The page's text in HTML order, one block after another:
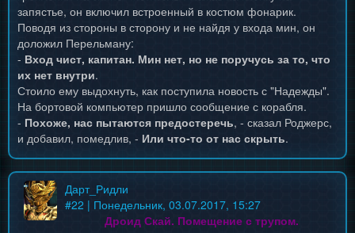
запястье, он включил встроенный в костюм фонарик.
Поводя из стороны в сторону и не найдя у входа мин, он
доложил Перельману:
- Вход чист, капитан. Мин нет, но не поручусь за то, что
их нет внутри.
Стоило ему выдохнуть, как поступила новость с "Надежды".
На бортовой компьютер пришло сообщение с корабля.
- Похоже, нас пытаются предостеречь, - сказал Роджерс,
и добавил, помедлив, - Или что-то от нас скрыть.
Дарт_Ридли
#22 | Понедельник, 03.07.2017, 15:27
Дроид Скай. Помещение с трупом.